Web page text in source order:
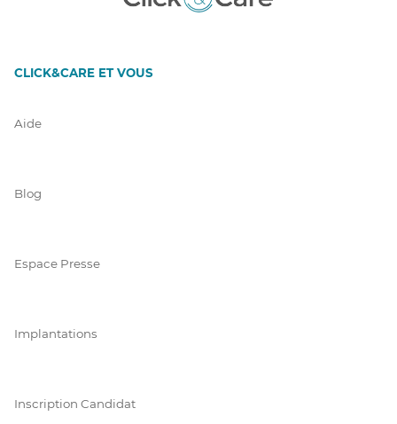
CLICK&CARE ET VOUS
Aide
Blog
Espace Presse
Implantations
Inscription Candidat